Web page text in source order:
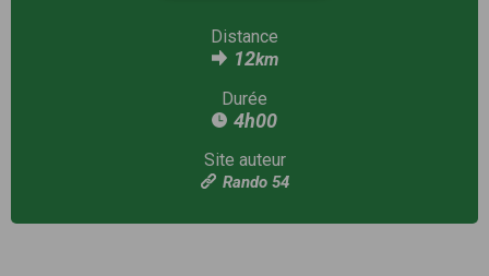
Distance
12km
Durée
4h00
Site auteur
Rando 54